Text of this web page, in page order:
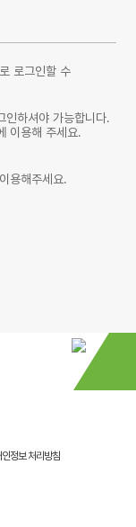
로그인할 수
인하셔야 가능합니다.
이용해 주세요.
용해주세요.
정보 처리방침